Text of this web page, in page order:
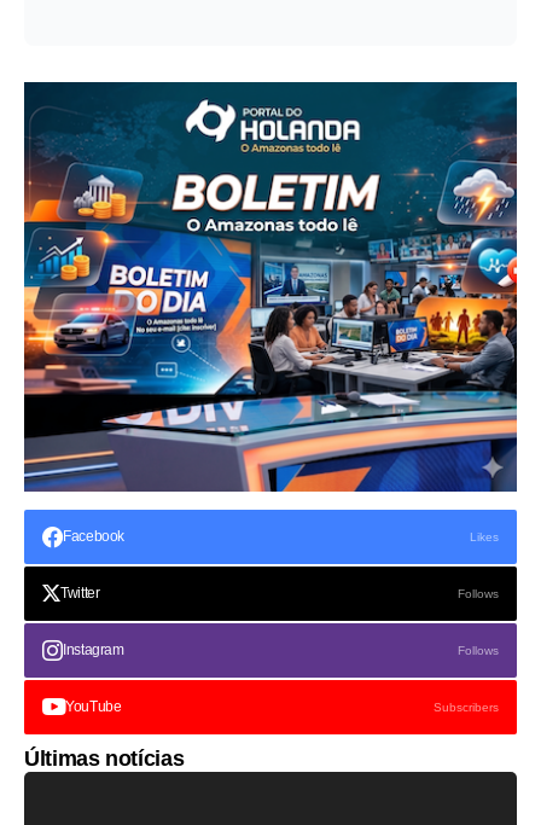
Facebook Likes
Twitter Follows
Instagram Follows
YouTube Subscribers
Últimas notícias